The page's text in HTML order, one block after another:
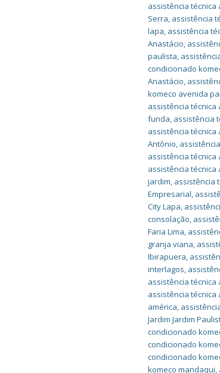
assistência técnica
Serra, assistência
lapa, assistência
Anastácio,
paulista,
condicionado
Anastácio,
komeco avenida
assistência técnica
funda, assistência
assistência técnica
Antônio,
assistência técnica
assistência técnica
jardim, assistência
Empresarial,
City Lapa,
consolação,
Faria Lima,
granja viana,
Ibirapuera,
interlagos,
assistência técnica
assistência
américa,
Jardim Jardim
condicionado
condicionado
condicionado
komeco mandaqui,